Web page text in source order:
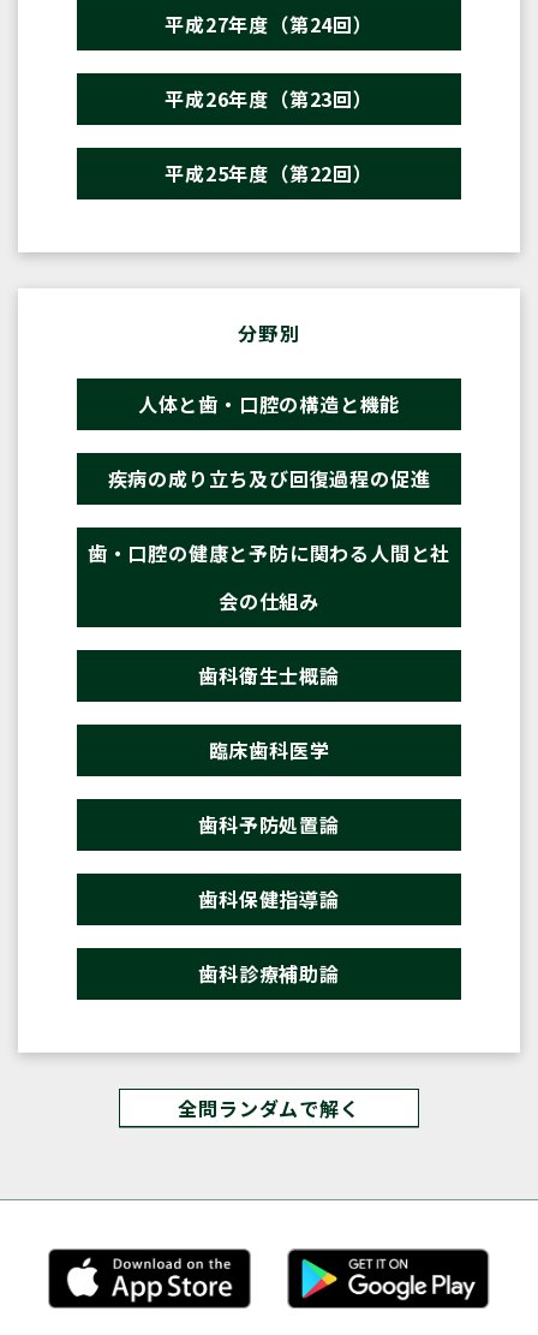
平成27年度（第24回）
平成26年度（第23回）
平成25年度（第22回）
分野別
人体と歯・口腔の構造と機能
疾病の成り立ち及び回復過程の促進
歯・口腔の健康と予防に関わる人間と社
会の仕組み
歯科衛生士概論
臨床歯科医学
歯科予防処置論
歯科保健指導論
歯科診療補助論
全問ランダムで解く